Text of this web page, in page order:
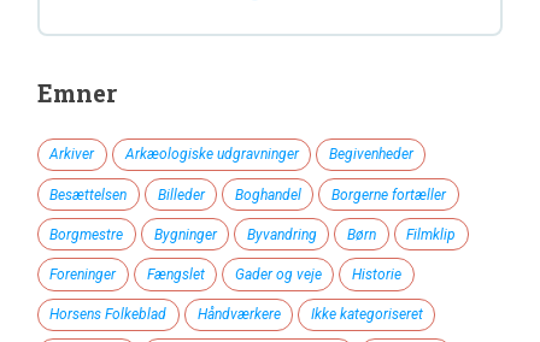
Emner
Arkiver Arkæologiske udgravninger Begivenheder
Besættelsen Billeder Boghandel Borgerne fortæller
Borgmestre Bygninger Byvandring Børn Filmklip
Foreninger Fængslet Gader og veje Historie
Horsens Folkeblad Håndværkere Ikke kategoriseret